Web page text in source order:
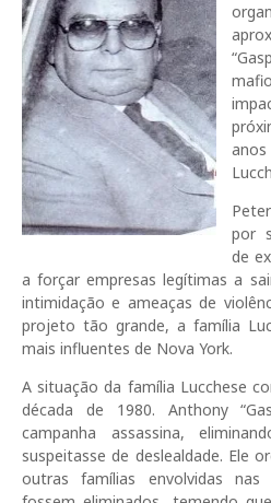
por
de
a forçar empresas legítimas a
intimidação e ameaças de
projeto tão grande, a família
mais influentes de Nova York.
A situação da família Lucchese
década de 1980. Anthony
campanha assassina,
suspeitasse de deslealdade. Ele
outras famílias envolvidas nas